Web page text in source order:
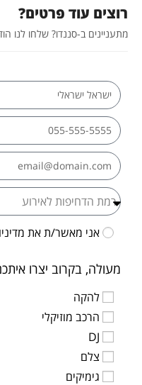
רוצים עוד פרטים?
מתעניינים ב-סננדו? שלחו לנו
אני מאשר/ת את
מעולה, בקרוב יצרו
להקה
הרכב מוזיקלי
DJ
צלם
גימיקים